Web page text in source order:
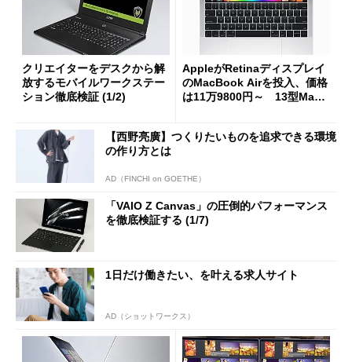
クリエイターをデスクから解
放するモバイルワークステー
ション徹底検証 (1/2)
AppleがRetinaディスプレイ
のMacBook Airを投入、価格
は11万9800円～ 13型MacB
【西野亮廣】つくりたいものを追求できる環境
の作り方とは
AD（FINCHI on GOETHE）
「VAIO Z Canvas」の圧倒的パフォーマンス
を徹底検証する (1/7)
1日だけ働きたい、を叶える求人サイト
AD（ショットワークス）